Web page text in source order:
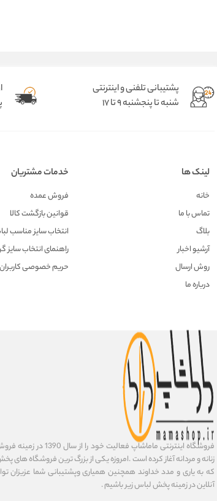
پشتیبانی تلفنی و اینترنتی
شنبه تا پنجشنبه 9 تا 17
لینک ها
خانه
تماس با ما
بلاگ
آرشیو اخبار
روش ارسال
درباره ما
خدمات مشتریان
فروش عمده
قوانین بازگشت کالا
انتخاب سایز مناسب
راهنمای انتخاب سایز
حریم خصوصی کاربران
فروشگاه اینترنتی
زنانه و مردانه آغاز کرده است .امروزه یکی از بزرگ ترین فروشگاه های
که به یاری و مدد خداوند همچنین همیاری وپشتیبانی شما عزیزان
آنلاین در زمینه پخش لباس زیر باشیم .